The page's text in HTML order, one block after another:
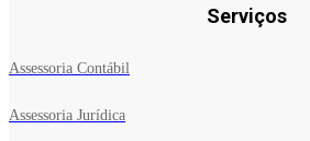
Serviços
Assessoria Contábil
Assessoria Jurídica